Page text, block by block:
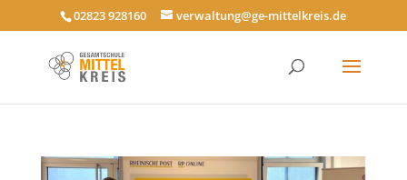
02823 928160 verwaltung@ge-mittelkreis.de